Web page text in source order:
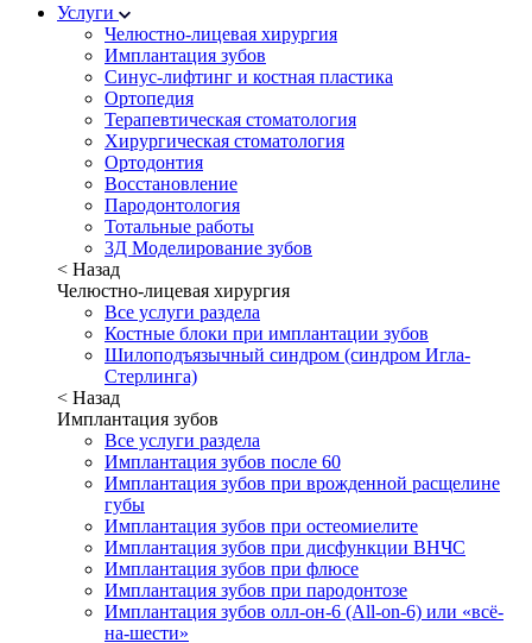
Услуги
Челюстно-лицевая хирургия
Имплантация зубов
Синус-лифтинг и костная пластика
Ортопедия
Терапевтическая стоматология
Хирургическая стоматология
Ортодонтия
Восстановление
Пародонтология
Тотальные работы
3Д Моделирование зубов
< Назад
Челюстно-лицевая хирургия
Все услуги раздела
Костные блоки при имплантации зубов
Шилоподъязычный синдром (синдром Игла-
Стерлинга)
< Назад
Имплантация зубов
Все услуги раздела
Имплантация зубов после 60
Имплантация зубов при врожденной расщелине
губы
Имплантация зубов при остеомиелите
Имплантация зубов при дисфункции ВНЧС
Имплантация зубов при флюсе
Имплантация зубов при пародонтозе
Имплантация зубов олл-он-6 (All-on-6) или «всё-
на-шести»